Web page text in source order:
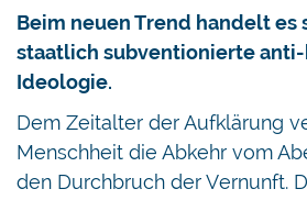
Beim neuen Trend handelt es
staatlich subventionierte
Ideologie.
Dem Zeitalter der Aufklärung
Menschheit die Abkehr vom
den Durchbruch der Vernunft.